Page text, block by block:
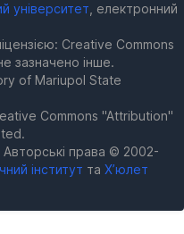
університет , електронний
Creative Commons
зазначено інше.
of Mariupol State
Commons "Attribution"
Авторські права © 2002-
інститут та Х’юлет